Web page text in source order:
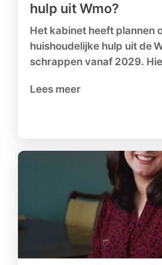
hulp uit Wmo?
Het kabinet heeft plannen
huishoudelijke hulp uit de
schrappen vanaf 2029.
Lees meer